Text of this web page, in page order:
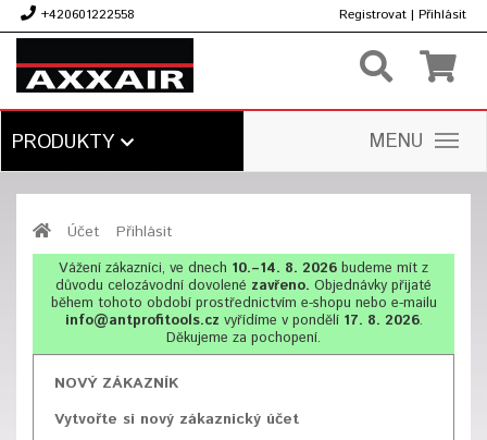
+420601222558 Registrovat | Přihlásit
PRODUKTY MENU
Účet Přihlásit
Vážení zákazníci, ve dnech 10.–14. 8. 2026 budeme mít z
důvodu celozávodní dovolené zavřeno. Objednávky přijaté
během tohoto období prostřednictvím e-shopu nebo e-mailu
info@antprofitools.cz vyřídíme v pondělí 17. 8. 2026.
Děkujeme za pochopení.
NOVÝ ZÁKAZNÍK
Vytvořte si nový zákaznický účet